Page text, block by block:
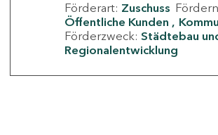
Förderart: Zuschuss
Öffentliche Kunden
Förderzweck: Städtebau
Regionalentwicklung